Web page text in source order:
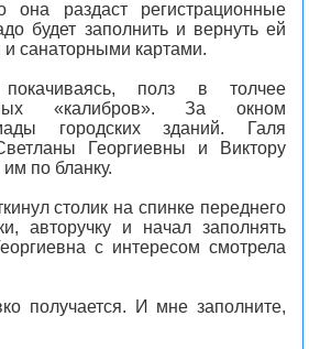
она раздаст регистрационные
будет заполнить и вернуть ей
и санаторными картами.
полз в толчее
«калибров». За окном
городских зданий. Галя
Георгиевны и Виктору
по бланку.
столик на спинке переднего
авторучку и начал заполнять
с интересом смотрела
получается. И мне заполните,